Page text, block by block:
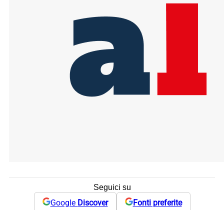
Seguici su
Google Discover Fonti preferite